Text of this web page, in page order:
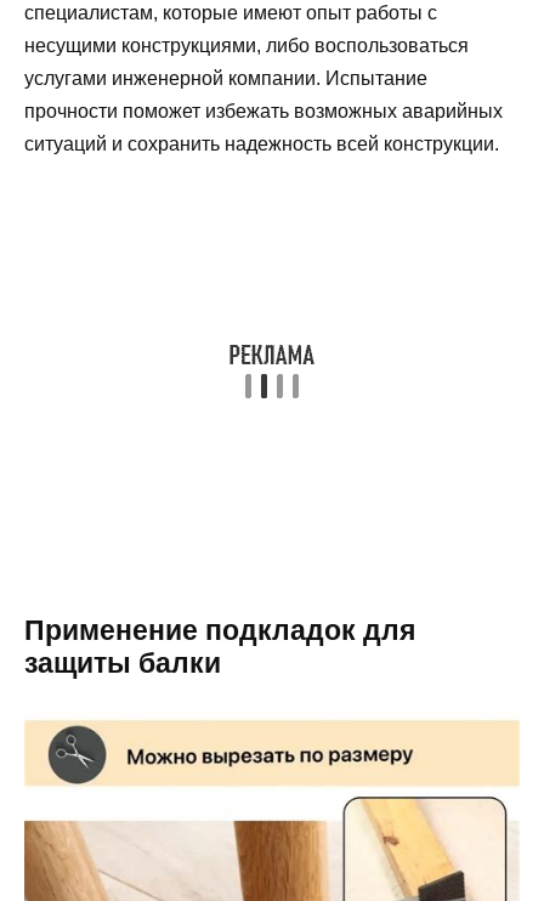
специалистам, которые имеют опыт работы с
несущими конструкциями, либо воспользоваться
услугами инженерной компании. Испытание
прочности поможет избежать возможных аварийных
ситуаций и сохранить надежность всей конструкции.
Применение подкладок для
защиты балки